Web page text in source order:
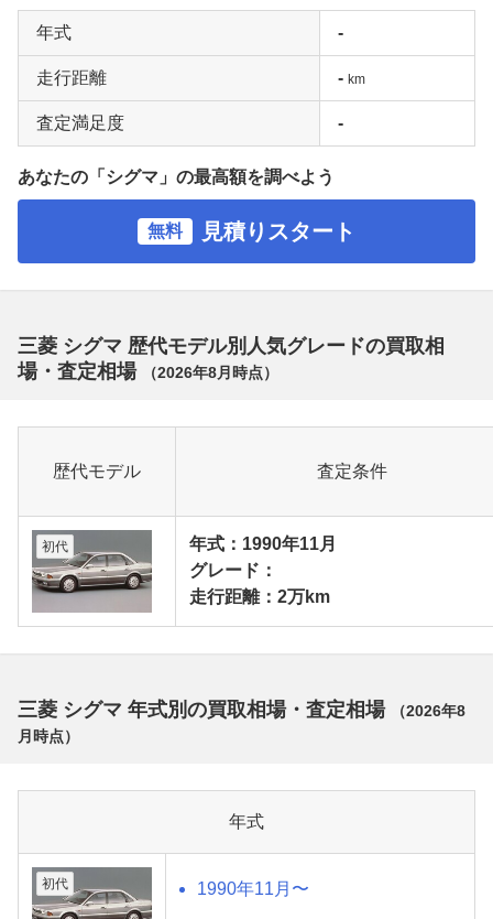
年式 -
走行距離 - km
査定満足度 -
あなたの「シグマ」の最高額を調べよう
無料 見積りスタート
三菱 シグマ 歴代モデル別人気グレードの買取相
場・査定相場
（2026年8月 時点）
歴代モデル 査定条件
初代
年式：1990年11月
グレード：
走行距離：2万km
三菱 シグマ 年式別の買取相場・査定相場 （2026年8
月 時点）
年式
初代 1990年11月〜